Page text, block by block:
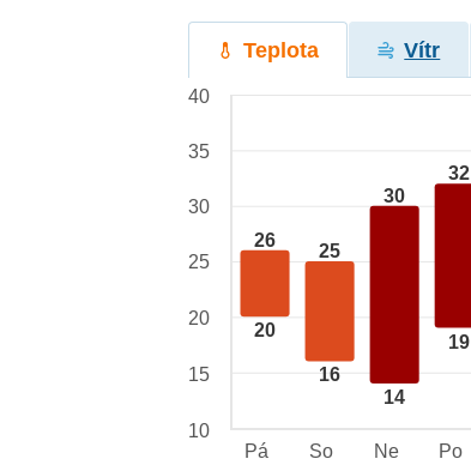
Teplota Vítr
26
20
25
16
30
14
32
19
40
35
30
25
20
15
10
Pá
So Ne Po